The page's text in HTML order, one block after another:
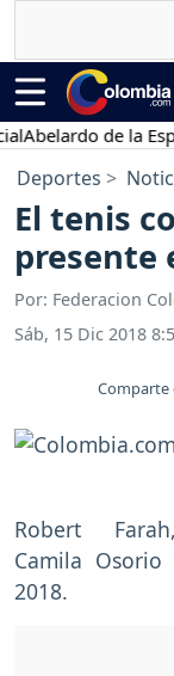
de la
Deportes
El tenis
presente
Por: Federacion
Sáb, 15 Dic 2018
Comparte
Robert
Camila
2018.